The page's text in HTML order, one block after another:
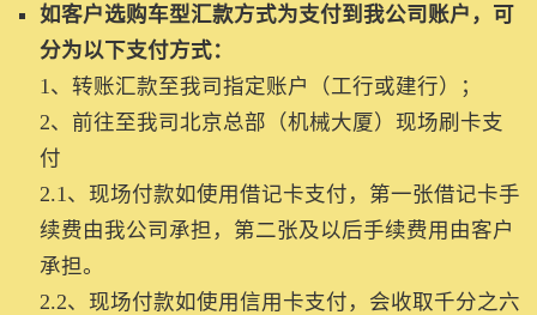
如客户选购车型汇款方式为支付到我公司账户，可
分为以下支付方式：
1、转账汇款至我司指定账户（工行或建行）；
2、前往至我司北京总部（机械大厦）现场刷卡支
付
2.1、现场付款如使用借记卡支付，第一张借记卡手
续费由我公司承担，第二张及以后手续费用由客户
承担。
2.2、现场付款如使用信用卡支付，会收取千分之六